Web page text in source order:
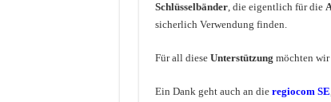
Schlüsselbänder, die eigentlich für die
sicherlich Verwendung finden.
Für all diese Unterstützung möchten wir
Ein Dank geht auch an die regiocom SE